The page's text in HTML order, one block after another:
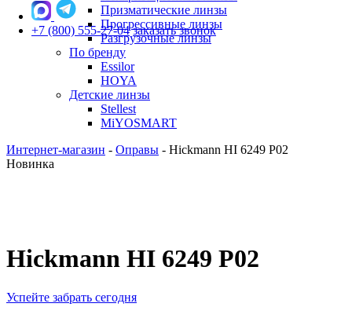
Призматические линзы
Прогрессивные линзы
Разгрузочные линзы
По бренду
Essilor
HOYA
Детские линзы
Stellest
MiYOSMART
+7 (800) 555-27-04 заказать звонок
Интернет-магазин - Оправы - Hickmann HI 6249 P02
Новинка
Hickmann HI 6249 P02
Успейте забрать сегодня